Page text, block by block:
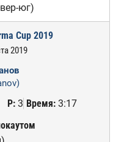
юг)
Cup 2019
2019
Р:3 Время:3:17